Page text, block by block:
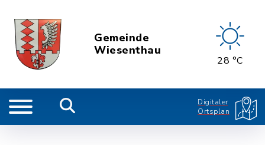
Gemeinde
Wiesenthau
28 °C
Digitaler
Ortsplan